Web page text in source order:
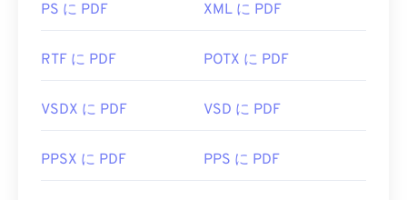
PS に PDF XML に PDF
RTF に PDF POTX に PDF
VSDX に PDF VSD に PDF
PPSX に PDF PPS に PDF